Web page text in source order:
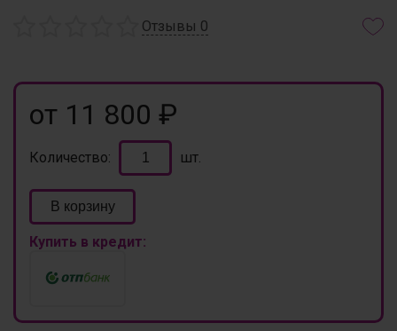
Отзывы 0
от 11 800 ₽
Количество: шт.
В корзину
Купить в кредит: